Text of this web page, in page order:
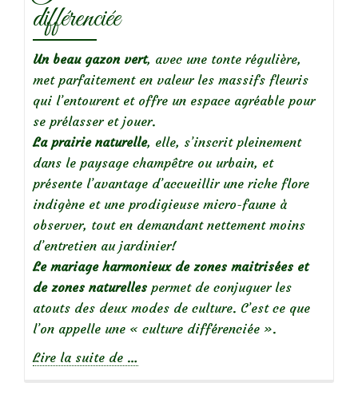
différenciée
Un beau gazon vert, avec une tonte régulière,
met parfaitement en valeur les massifs fleuris
qui l’entourent et offre un espace agréable pour
se prélasser et jouer.
La prairie naturelle, elle, s’inscrit pleinement
dans le paysage champêtre ou urbain, et
présente l’avantage d’accueillir une riche flore
indigène et une prodigieuse micro-faune à
observer, tout en demandant nettement moins
d’entretien au jardinier!
Le mariage harmonieux de zones maitrisées et
de zones naturelles permet de conjuguer les
atouts des deux modes de culture. C’est ce que
l’on appelle une « culture différenciée ».
Lire la suite de à
…